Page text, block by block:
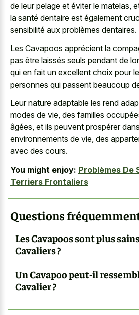
de leur pelage et éviter le matelas,
la santé dentaire est également
sensibilité aux problèmes dentaires.
Les Cavapoos apprécient la
pas être laissés seuls pendant de
qui en fait un excellent choix pour
personnes qui passent beaucoup
Leur nature adaptable les rend
modes de vie, des familles
âgées, et ils peuvent prospérer
environnements de vie, des
avec des cours.
You might enjoy: Problèmes De
Terriers Frontaliers
Questions
Les Cavapoos sont plus
Cavaliers ?
Un Cavapoo peut-il
Cavalier ?